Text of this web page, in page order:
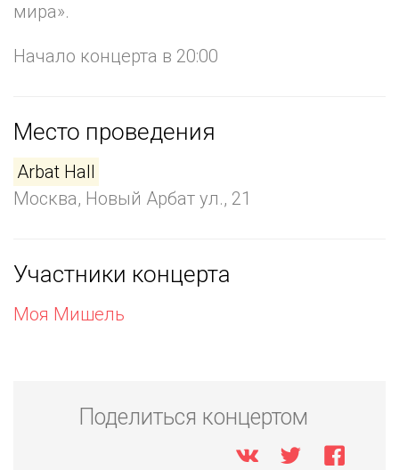
мира».
Начало концерта в 20:00
Место проведения
Arbat Hall
Москва, Новый Арбат ул., 21
Участники концерта
Моя Мишель
Поделиться концертом